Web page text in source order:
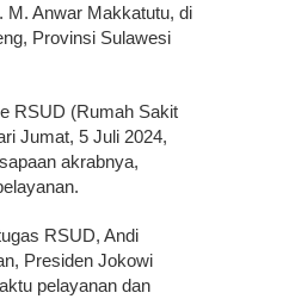
M. Anwar Makkatutu, di
Provinsi Sulawesi
RSUD (Rumah Sakit
Jumat, 5 Juli 2024,
akrabnya,
RSUD, Andi
Presiden Jokowi
pelayanan dan